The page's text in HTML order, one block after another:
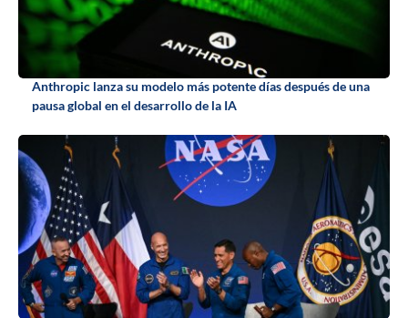
Anthropic lanza su modelo más potente días después de una
pausa global en el desarrollo de la IA